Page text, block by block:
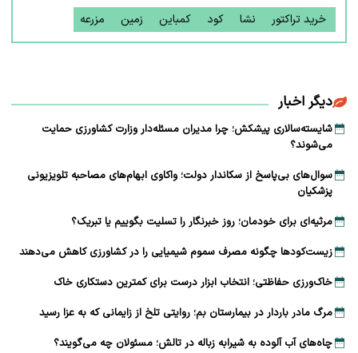
خرید تراکتور نشا کود کمباین زمین مزرعه
دیگر اخبار
شایسته‌سالاری پیشکش؛ چرا مدیران مسئله‌دار وزارت کشاورزی حمایت
می‌شوند؟
سوال‌های بی‌پاسخ از سکاندار دولت؛ واکاوی ابهام‌های مصاحبه تلویزیونی
پزشکیان
مرثیه‌ای برای خودمان؛ روز خبرنگار را تسلیت بگوییم یا تبریک؟
زیست‌کودها چگونه مصرف سموم شیمیایی را در کشاورزی کاهش می‌دهند
خاک‌ورزی حفاظتی؛ انتخاب ابزار درست برای کمترین دستکاری خاک
مرگ مادر باردار در بیمارستان بم؛ روایتی تلخ از زایمانی که به عزا رسید
چاه‌های آب آلوده به شیرابه زباله در تالش؛ مسئولان چه می‌گویند؟